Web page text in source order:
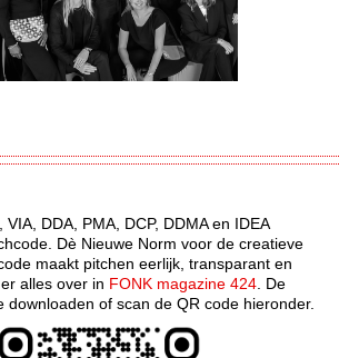
DDA, PMA, DCP, DDMA en IDEA
Dè Nieuwe Norm voor de creatieve
maakt pitchen eerlijk, transparant en
alles over in FONK magazine 424. De
downloaden of scan de QR code hieronder.